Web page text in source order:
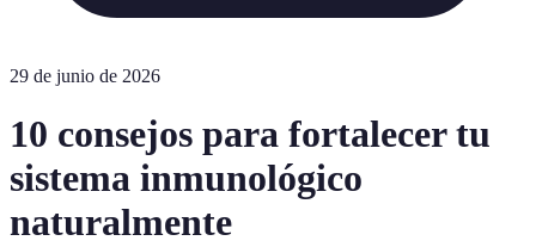
29 de junio de 2026
10 consejos para fortalecer tu
sistema inmunológico
naturalmente